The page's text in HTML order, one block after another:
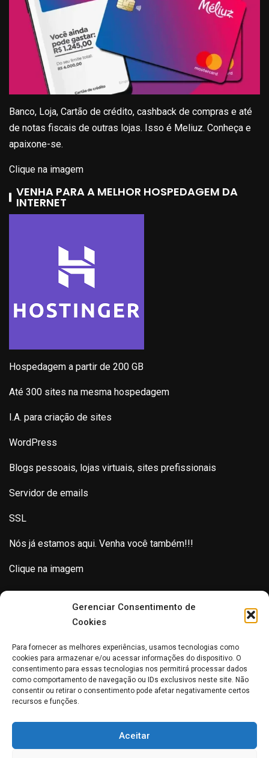
Gerenciar Consentimento de
Cookies
Para fornecer as melhores experiências, usamos tecnologias como
cookies para armazenar e/ou acessar informações do dispositivo. O
consentimento para essas tecnologias nos permitirá processar dados
como comportamento de navegação ou IDs exclusivos neste site. Não
consentir ou retirar o consentimento pode afetar negativamente certos
recursos e funções.
Aceitar
Banco, Loja, Cartão de crédito, cashback de compras e até
de notas fiscais de outras lojas. Isso é Meliuz. Conheça e
apaixone-se.
Clique na imagem
VENHA PARA A MELHOR HOSPEDAGEM DA
INTERNET
Hospedagem a partir de 200 GB
Até 300 sites na mesma hospedagem
I.A. para criação de sites
WordPress
Blogs pessoais, lojas virtuais, sites prefissionais
Servidor de emails
SSL
Nós já estamos aqui. Venha você também!!!
Clique na imagem